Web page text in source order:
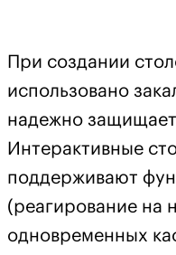
При создании
использовано
надежно защищает
Интерактивные
поддерживают
(реагирование на
одновременных